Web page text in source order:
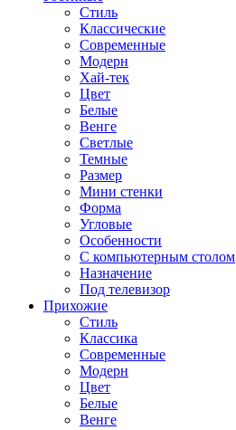
Стиль
Классические
Современные
Модерн
Хай-тек
Цвет
Белые
Венге
Светлые
Темные
Размер
Мини стенки
Форма
Угловые
Особенности
С компьютерным столом
Назначение
Под телевизор
Прихожие
Стиль
Классика
Современные
Модерн
Цвет
Белые
Венге